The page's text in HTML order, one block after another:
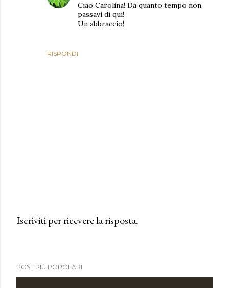
RISPONDI
Ciao Carolina! Da quanto tempo non
passavi di qui!
Un abbraccio!
t
Iscriviti per ricevere la risposta.
POST PIÙ POPOLARI